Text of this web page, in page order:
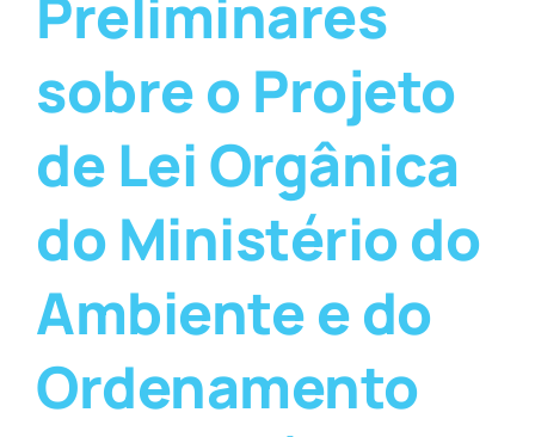
Preliminares
sobre o Projeto
de Lei Orgânica
do Ministério do
Ambiente e do
Ordenamento